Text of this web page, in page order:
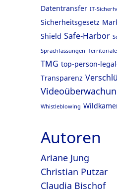
Datentransfer IT-
Sicherheitsgesetz
Shield Safe-Harbor
Sprachfassungen
TMG top-person-
Transparenz
Whistleblowing
Autoren
Ariane Jung
Christian Putzar
Claudia Bischof